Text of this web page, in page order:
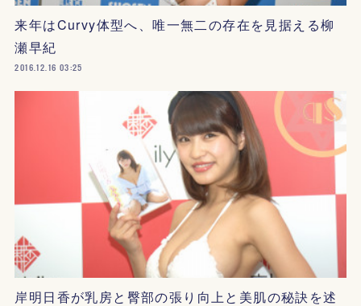
来年はCurvy体型へ、唯一無二の存在を見据える柳
瀬早紀
2016.12.16 03:25
岸明日香が乳房と臀部の張り向上と美肌の秘訣を述